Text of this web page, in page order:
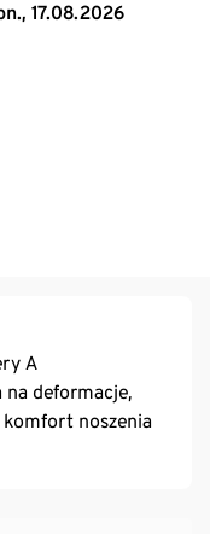
17.08.2026
A
na deformacje,
komfort noszenia